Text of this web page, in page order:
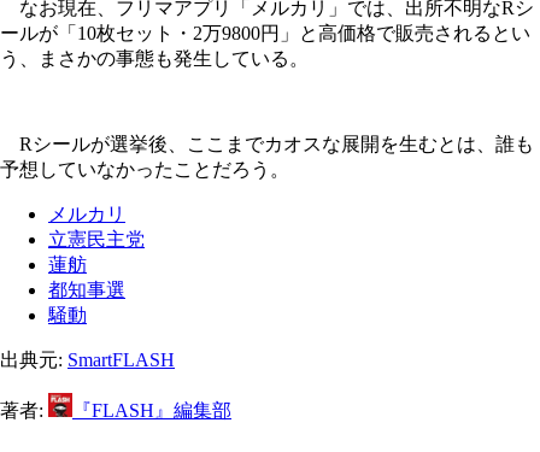
なお現在、フリマアプリ「メルカリ」では、出所不明なRシ
ールが「10枚セット・2万9800円」と高価格で販売されるとい
う、まさかの事態も発生している。
Rシールが選挙後、ここまでカオスな展開を生むとは、誰も
予想していなかったことだろう。
メルカリ
立憲民主党
蓮舫
都知事選
騒動
出典元: SmartFLASH
著者: 『FLASH』編集部